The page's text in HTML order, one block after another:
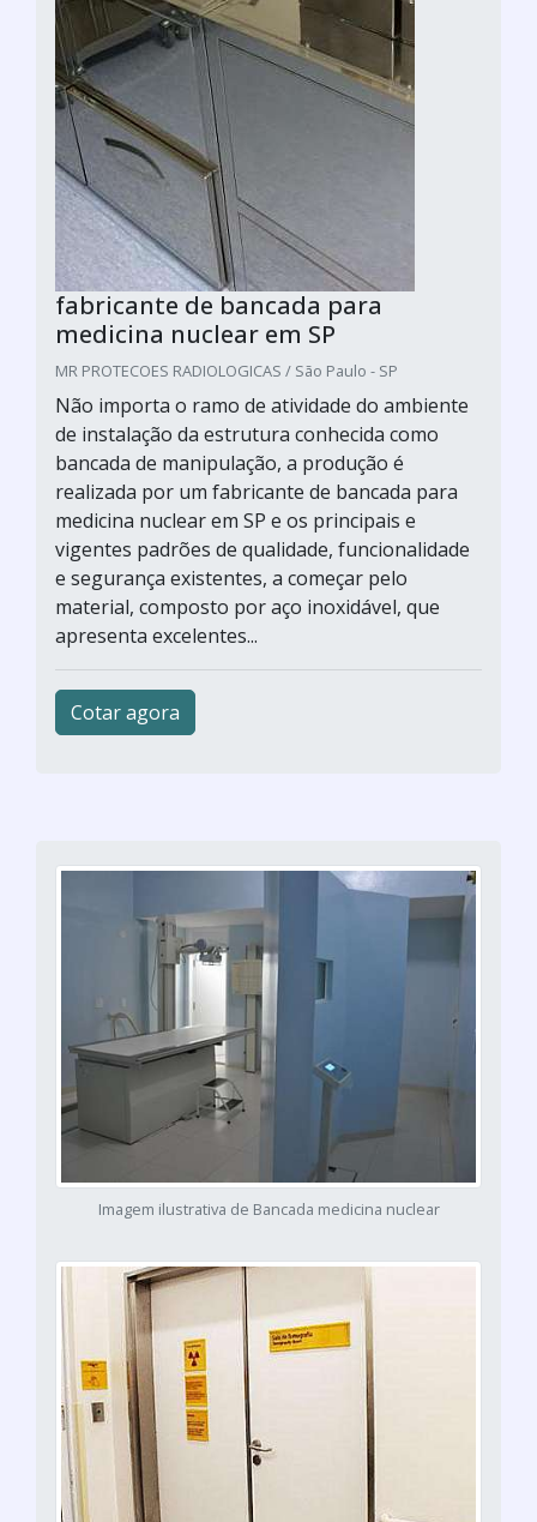
fabricante de bancada para
medicina nuclear em SP
MR PROTECOES RADIOLOGICAS / São Paulo - SP
Não importa o ramo de atividade do ambiente
de instalação da estrutura conhecida como
bancada de manipulação, a produção é
realizada por um fabricante de bancada para
medicina nuclear em SP e os principais e
vigentes padrões de qualidade, funcionalidade
e segurança existentes, a começar pelo
material, composto por aço inoxidável, que
apresenta excelentes...
Cotar agora
Imagem ilustrativa de Bancada medicina nuclear